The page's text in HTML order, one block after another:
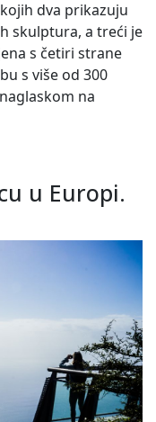
dva prikazuju
skulptura, a treći je
s četiri strane
s više od 300
na
u Europi.